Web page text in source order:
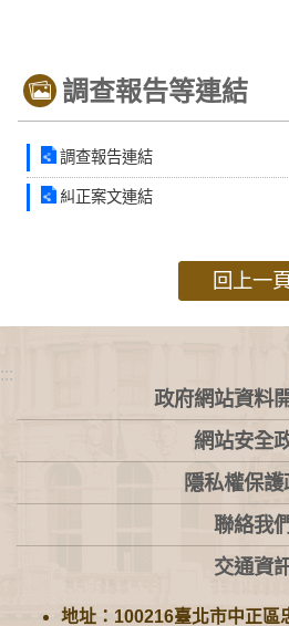
調查報告等連結
調查報告連結
糾正案文連結
回上一
:::
政府網站資料
網站安全
隱私權保護
聯絡我
交通資
地址：100216臺北市中正區